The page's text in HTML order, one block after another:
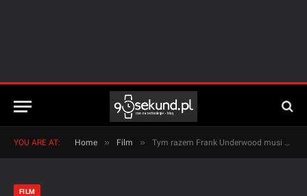
YOU ARE AT: Home » Film » Tym razem Frank Underwood musi nauczyć się grać w obronie.
FILM